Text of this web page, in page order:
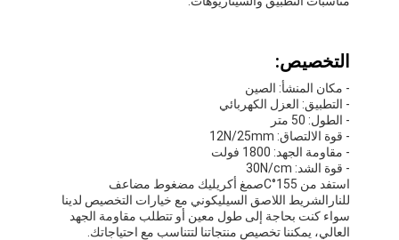
التخصيص:
- مكان المنشأ: الصين
- التطبيق: العزل الكهربائي
- الطول: 50 متر
- قوة الالتصاق: 12N/25mm
- مقاومة الجهد: 1800 فولت
- قوة الشد: 30N/cm
استفد من 155
°C
صمغ أكريليك مضغوط مضاعف
للنار الشريط اللاصق السيليكوني مع خيارات التخصيص لدينا
سواء كنت بحاجة إلى طول معين أو تتطلب مقاومة الجهد
العالي، يمكننا تخصيص منتجاتنا لتتناسب مع احتياجاتك.